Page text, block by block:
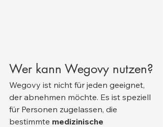
Wer kann Wegovy nutzen?
Wegovy ist nicht für jeden geeignet,
der abnehmen möchte. Es ist speziell
für Personen zugelassen, die
bestimmte medizinische